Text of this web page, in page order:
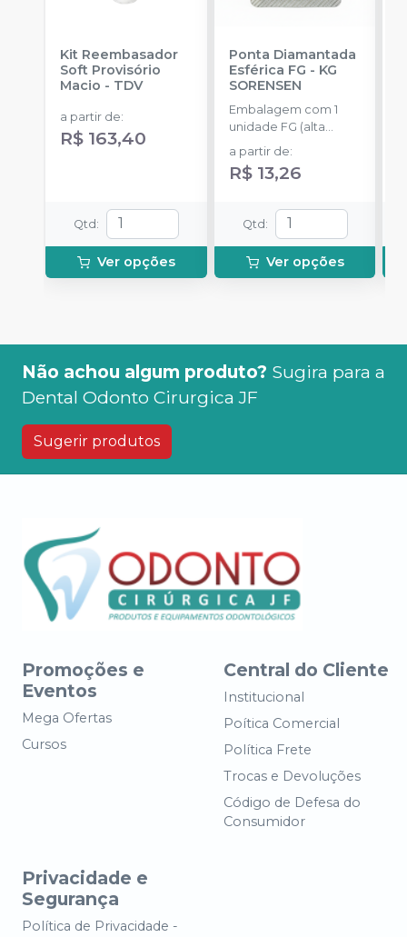
Kit Reembasador
Soft Provisório
Macio - TDV
a partir de:
R$ 163,40
Qtd :
Ver opções
Ponta Diamantada
Esférica FG - KG
SORENSEN
Embalagem com 1
unidade FG (alta
rotação).
a partir de:
R$ 13,26
Qtd :
Ver opções
Não achou algum produto? Sugira para a
Dental Odonto Cirurgica JF
Sugerir produtos
Promoções e
Eventos
Mega Ofertas
Cursos
Central do Cliente
Institucional
Poítica Comercial
Política Frete
Trocas e Devoluções
Código de Defesa do
Consumidor
Privacidade e
Segurança
Política de Privacidade -